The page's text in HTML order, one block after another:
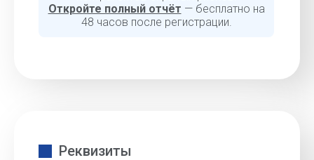
Откройте полный отчёт — бесплатно на
48 часов после регистрации.
Реквизиты